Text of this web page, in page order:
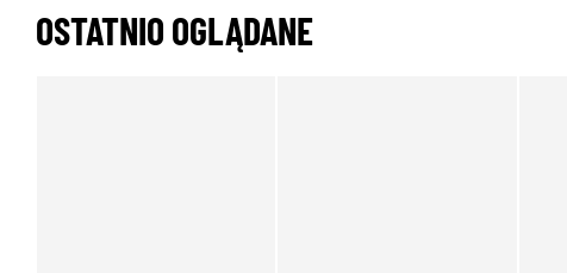
OSTATNIO OGLĄDANE